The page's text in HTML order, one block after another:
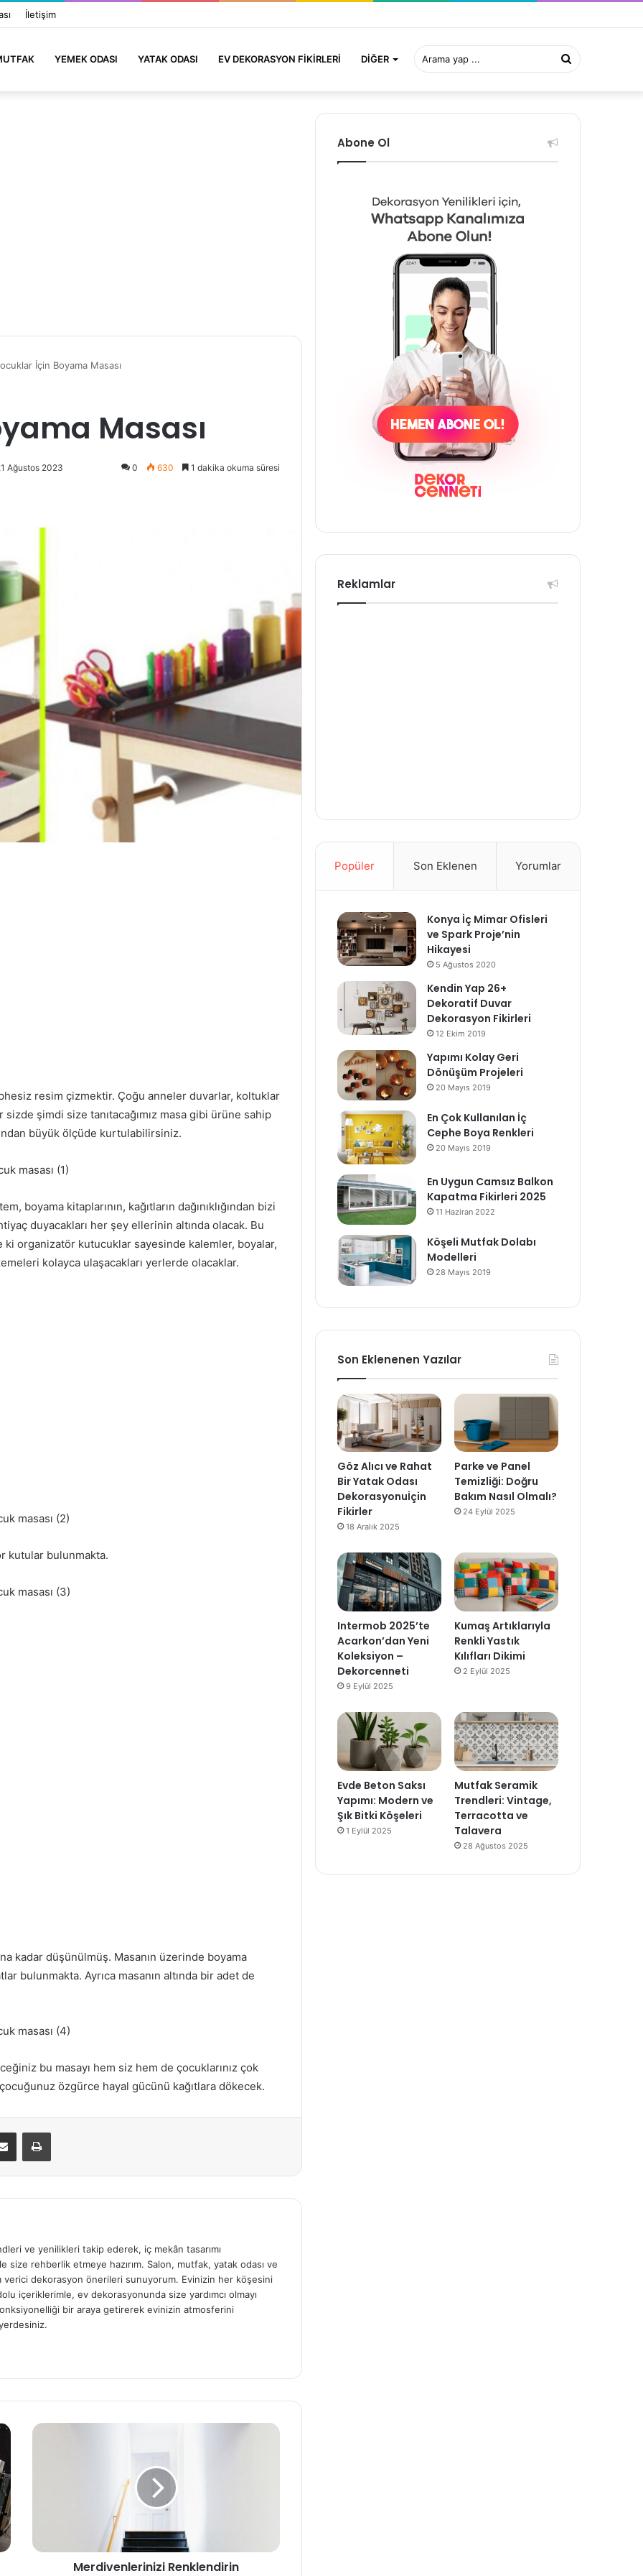
İletişim
YEMEK ODASI YATAK ODASI EV DEKORASYON FIKIRLERI DIĞER Arama
yap
İçin Boyama Masası
Masası
Ağustos 2023 0 630 1 dakika okuma süresi
resim çizmektir. Çoğu anneler duvarlar, koltuklar
şimdi size tanıtacağımız masa gibi ürüne sahip
büyük ölçüde kurtulabilirsiniz.
boyama kitaplarının, kağıtların dağınıklığından bizi
duyacakları her şey ellerinin altında olacak. Bu
organizatör kutucuklar sayesinde kalemler, boyalar,
kolayca ulaşacakları yerlerde olacaklar.
kutular bulunmakta.
kadar düşünülmüş. Masanın üzerinde boyama
bulunmakta. Ayrıca masanın altında bir adet de
bu masayı hem siz hem de çocuklarınız çok
özgürce hayal gücünü kağıtlara dökecek.
ve yenilikleri takip ederek, iç mekân tasarımı
size rehberlik etmeye hazırım. Salon, mutfak, yatak odası ve
verici dekorasyon önerileri sunuyorum. Evinizin her köşesini
içeriklerimle, ev dekorasyonunda size yardımcı olmayı
bir araya getirerek evinizin atmosferini
Merdivenlerinizi Renklendirin
Abone Ol
Reklamlar
Popüler Son Eklenen Yorumlar
Konya İç Mimar Ofisleri
ve Spark Proje’nin
Hikayesi
5 Ağustos 2020
Kendin Yap 26+
Dekoratif Duvar
Dekorasyon Fikirleri
12 Ekim 2019
Yapımı Kolay Geri
Dönüşüm Projeleri
20 Mayıs 2019
En Çok Kullanılan İç
Cephe Boya Renkleri
20 Mayıs 2019
En Uygun Camsız Balkon
Kapatma Fikirleri 2025
11 Haziran 2022
Köşeli Mutfak Dolabı
Modelleri
28 Mayıs 2019
Son Eklenenen Yazılar
Göz Alıcı ve Rahat
Bir Yatak Odası
Dekorasyonuİçin
Fikirler
18 Aralık 2025
Parke ve Panel
Temizliği: Doğru
Bakım Nasıl Olmalı?
24 Eylül 2025
Intermob 2025’te
Acarkon’dan Yeni
Koleksiyon –
Dekorcenneti
9 Eylül 2025
Kumaş Artıklarıyla
Renkli Yastık
Kılıfları Dikimi
2 Eylül 2025
Evde Beton Saksı
Yapımı: Modern ve
Şık Bitki Köşeleri
1 Eylül 2025
Mutfak Seramik
Trendleri: Vintage,
Terracotta ve
Talavera
28 Ağustos 2025